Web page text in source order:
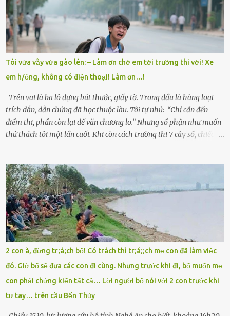
Trí là học sinh giỏi toàn huyện, học lớp 12 nhưng đã biết làm ruộng,
làm thuê, biết đi cày thuê từ 4h sáng rồi lại tất tả về đi học. Người
trong làng thương lắm, bảo: “Thằng Trí học giỏi mà hiền, sau này
nên ông này bà nọ đó!” Trí có ba cô em gái: Mai, Lan và Hương – ba
cái tên mẹ đặt lúc còn sống, mong tụi nhỏ sau này như hoa mai nở
giữa mùa đông. Nhưng hoa có đẹp mấy cũng cần đất màu, mà nhà
thì chỉ toàn đất sỏi đá và khốn khó. Năm đó, Trí đỗ Đại học Bách
Khoa Hà...
Tôi vừa vẫy vừa gào lên: – Làm ơn chở em tới trường thi với! Xe
em h/ỏng, không có điện thoại! Làm ơn…!
Trên vai là ba lô đựng bút thước, giấy tờ. Trong đầu là hàng loạt
trích dẫn, dẫn chứng đã học thuộc làu. Tôi tự nhủ: “Chỉ cần đến
điểm thi, phần còn lại để văn chương lo.” Nhưng số phận như muốn
thử thách tôi một lần cuối. Khi còn cách trường thi 7 cây số, chiếc xe
sực nhớ – điện thoại đang sạc, sáng nay quên mang theo! Giữa con
đường thưa thớt người qua lại, tôi hoảng loạn vẫy tay xin đi nhờ. –
Chú ơi, cháu đi thi, xe hỏng rồi! Làm ơn cho cháu đi nhờ với! – Cô ơi,
giúp cháu với, cháu không có điện thoại… Người thì lắc đầu. Người
thì tăng ga tránh xa như né một kẻ lừa đảo. Tôi gào lên giữa đường
như một kẻ mất trí. Vô ích. 6h10. Còn hơn 30 phút nữa. Trong đầu
tôi chỉ có một lựa chọn duy nhất: chạy. Tôi quăng xe vào vệ đường,
rút tờ giấy báo dự thi nhét túi áo, đeo ba lô và chạy . Chạy miết.
Chạy không ngừng. Qua ngã...
2 con à, đừng tr;á;ch bố! Có trách thì tr;á;;ch mẹ con đã làm việc
đó. Giờ bố sẽ đưa các con đi cùng. Nhưng trước khi đi, bố muốn mẹ
con phải chứng kiến tất cả… Lời người bố nói với 2 con trước khi
tự tay… trên cầu Bến Thủy